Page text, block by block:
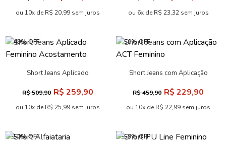
ou 10x de R$ 20,99 sem juros ou 6x de R$ 23,32 sem juros
-49% OFF
Short Jeans Aplicado
R$ 509,90 R$ 259,90
ou 10x de R$ 25,99 sem juros
-50% OFF
Short Jeans com Aplicação
R$ 459,90 R$ 229,90
ou 10x de R$ 22,99 sem juros
-50% OFF -59% OFF